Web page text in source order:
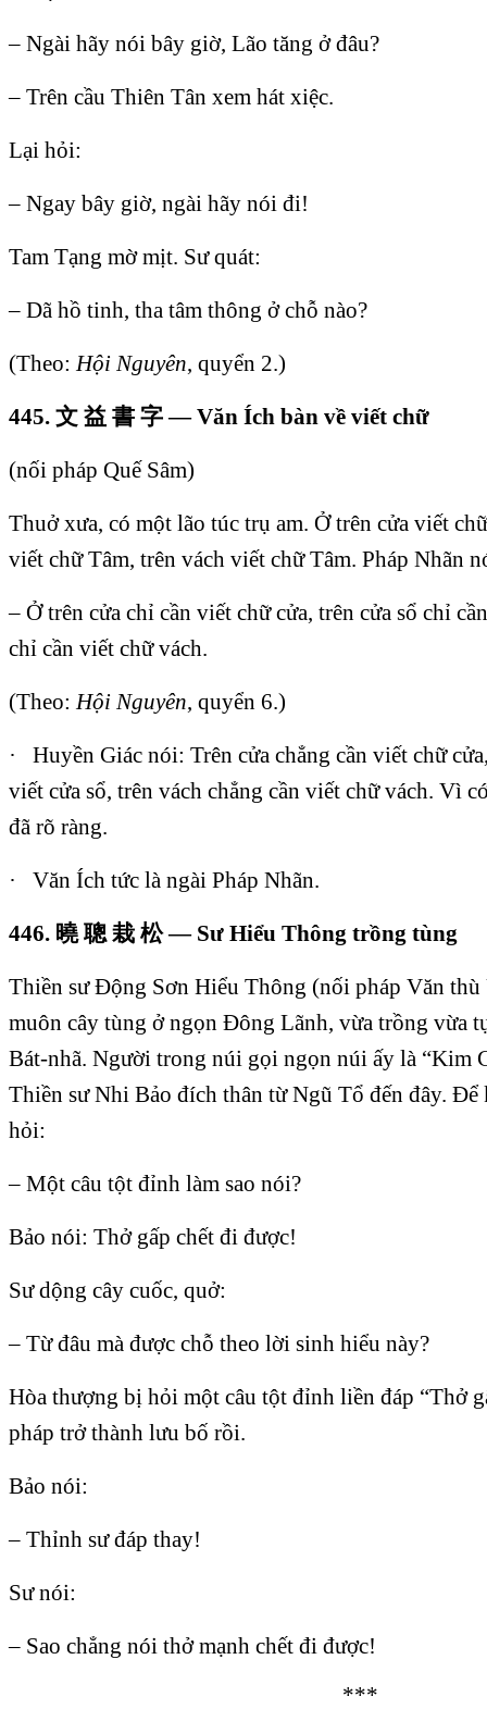
– Ngài hãy nói bây giờ, Lão tăng ở đâu?
– Trên cầu Thiên Tân xem hát xiệc.
Lại hỏi:
– Ngay bây giờ, ngài hãy nói đi!
Tam Tạng mờ mịt. Sư quát:
– Dã hồ tinh, tha tâm thông ở chỗ nào?
(Theo:Hội Nguyên, quyển 2.)
445. 文 益 書 字 — Văn Ích bàn về viết chữ
(nối pháp Quế Sâm)
Thuở xưa, có một lão túc trụ am. Ở trên cửa viết
viết chữ Tâm, trên vách viết chữ Tâm. Pháp Nhãn
– Ở trên cửa chỉ cần viết chữ cửa, trên cửa sổ chỉ
chỉ cần viết chữ vách.
(Theo:Hội Nguyên, quyển 6.)
·
Huyền Giác nói: Trên cửa chẳng cần viết chữ
viết cửa sổ, trên vách chẳng cần viết chữ vách. Vì
đã rõ ràng.
· Văn Ích tức là ngài Pháp Nhãn.
446. 曉 聰 栽 松 — Sư Hiểu Thông trồng tùng
Thiền sư Ðộng Sơn Hiểu Thông (nối pháp Văn
muôn cây tùng ở ngọn Ðông Lãnh, vừa trồng vừa
Bát-nhã. Người trong núi gọi ngọn núi ấy là “Kim
Thiền sư Nhi Bảo đích thân từ Ngũ Tổ đến đây. Ðể
hỏi:
– Một câu tột đỉnh làm sao nói?
Bảo nói: Thở gấp chết đi được!
Sư dộng cây cuốc, quở:
– Từ đâu mà được chỗ theo lời sinh hiểu này?
Hòa thượng bị hỏi một câu tột đỉnh liền đáp “Thở
pháp trở thành lưu bố rồi.
Bảo nói:
– Thỉnh sư đáp thay!
Sư nói:
– Sao chẳng nói thở mạnh chết đi được!
***